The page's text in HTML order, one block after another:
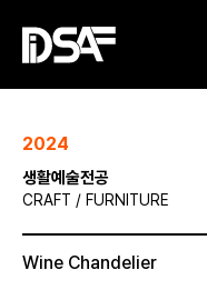
2024
생활예술전공
CRAFT / FURNITURE
Wine Chandelier